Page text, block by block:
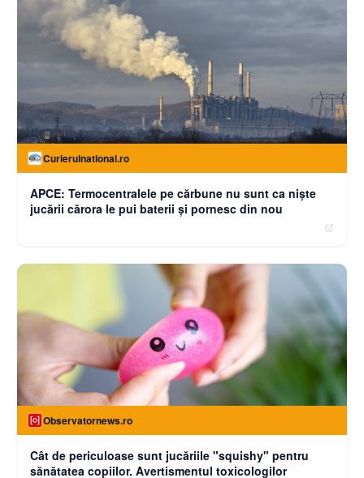
Curierulnational.ro
APCE: Termocentralele pe cărbune nu sunt ca niște
jucării cărora le pui baterii și pornesc din nou
Observatornews.ro
Cât de periculoase sunt jucăriile "squishy" pentru
sănătatea copiilor. Avertismentul toxicologilor